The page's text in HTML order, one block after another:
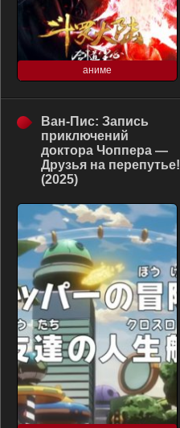
аниме
Ван-Пис: Запись
приключений
доктора Чоппера —
Друзья на перепутье!
(2025)